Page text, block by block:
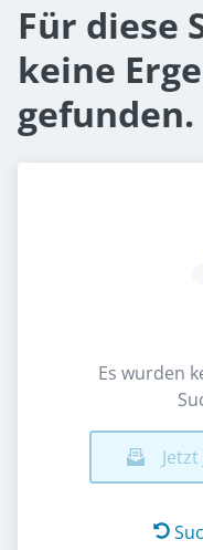
Für diese
keine
gefunden.
Es wurden